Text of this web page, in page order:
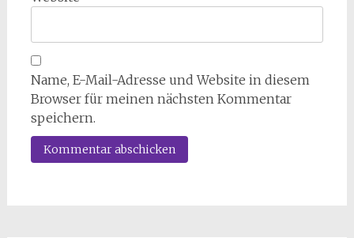
Name, E-Mail-Adresse und Website in diesem
Browser für meinen nächsten Kommentar
speichern.